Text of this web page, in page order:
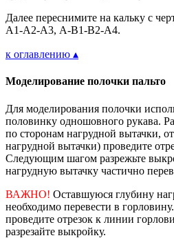
Далее переснимите на кальку с
А1-А2-А3, А-В1-В2-А4.
к оглавлению ▴
Моделирование полочки пальто
Для моделирования полочки
половинку одношовного рукава.
по сторонам нагрудной вытачки,
нагрудной вытачки) проведите
Следующим шагом разрежьте
нагрудную вытачку частично
ВАЖНО! Оставшуюся глубину
необходимо перевести в
проведите отрезок к линии
разрезайте выкройку.